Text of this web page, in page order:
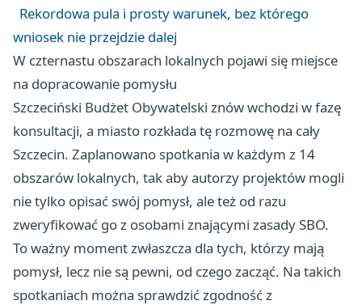
Rekordowa pula i prosty warunek, bez którego
wniosek nie przejdzie dalej
W czternastu obszarach lokalnych pojawi się miejsce
na dopracowanie pomysłu
Szczeciński Budżet Obywatelski znów wchodzi w fazę
konsultacji, a miasto rozkłada tę rozmowę na cały
Szczecin. Zaplanowano spotkania w każdym z 14
obszarów lokalnych, tak aby autorzy projektów mogli
nie tylko opisać swój pomysł, ale też od razu
zweryfikować go z osobami znającymi zasady SBO.
To ważny moment zwłaszcza dla tych, którzy mają
pomysł, lecz nie są pewni, od czego zacząć. Na takich
spotkaniach można sprawdzić zgodność z